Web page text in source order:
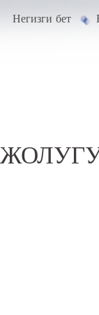
Негизги бет